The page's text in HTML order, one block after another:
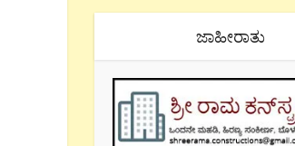
ಜಾಹೀರಾತು